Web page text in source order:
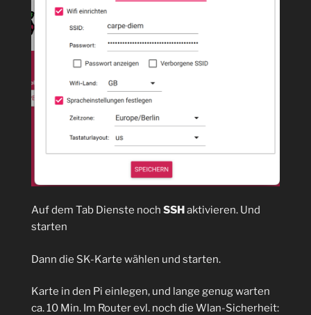
Auf dem Tab Dienste noch SSHaktivieren. Und
starten
Dann die SK-Karte wählen und starten.
Karte in den Pi einlegen, und lange genug warten
ca. 10 Min. Im Router evl. noch die Wlan-Sicherheit: